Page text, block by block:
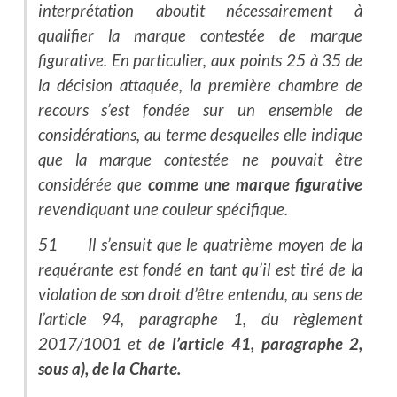
interprétation aboutit nécessairement à
qualifier la marque contestée de marque
figurative. En particulier, aux points 25 à 35 de
la décision attaquée, la première chambre de
recours s’est fondée sur un ensemble de
considérations, au terme desquelles elle indique
que la marque contestée ne pouvait être
considérée que comme une marque figurative
revendiquant une couleur spécifique.
51 Il s’ensuit que le quatrième moyen de la
requérante est fondé en tant qu’il est tiré de la
violation de son droit d’être entendu, au sens de
l’article 94, paragraphe 1, du règlement
2017/1001 et de l’article 41, paragraphe 2,
sous a), de la Charte.